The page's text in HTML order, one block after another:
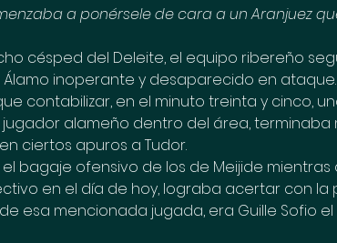
a ponérsele de cara a un Aranjuez
césped del Deleite, el equipo ribereño
inoperante y desaparecido en ataque.
contabilizar, en el minuto treinta y cinco,
alameño dentro del área,
ciertos apuros a Tudor.
bagaje ofensivo de los de Meijide mientras
en el día de hoy, lograba acertar con la
esa mencionada jugada, era Guille Sofio